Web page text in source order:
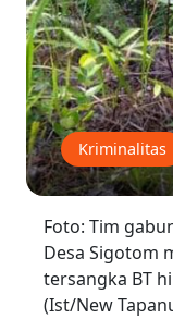
Kriminalitas
Foto: Tim
Desa Sigotom
tersangka BT
(Ist/New